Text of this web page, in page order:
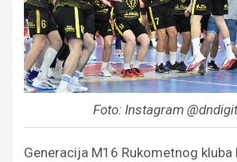
Foto: Instagram
Generacija M16 Rukometnog